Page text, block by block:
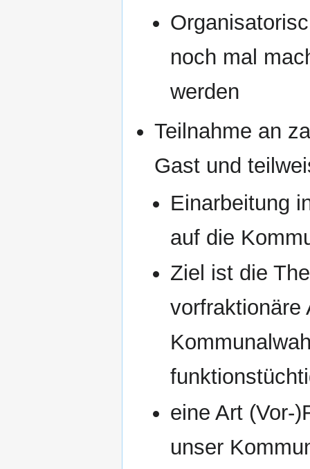
noch mal
werden
Teilnahme an
Gast und
Einarbeitung
auf die
Ziel ist die
vorfraktionäre
eine Art (Vor-
unser